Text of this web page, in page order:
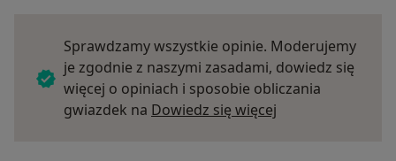
Sprawdzamy wszystkie opinie. Moderujemy
je zgodnie z naszymi zasadami, dowiedz się
więcej o opiniach i sposobie obliczania
gwiazdek na Dowiedz się więcej